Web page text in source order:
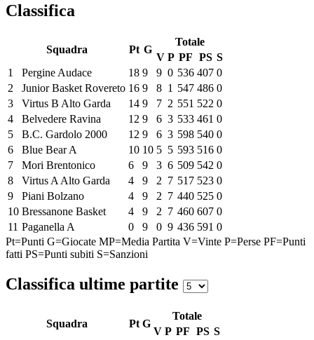
Classifica
Squadra Pt G
Totale
V P PF PS S
1
Pergine Audace 18 9 9 0 536 407 0
2
Junior Basket Rovereto 16 9 8 1 547 486 0
3
Virtus B Alto Garda 14 9 7 2 551 522 0
4
Belvedere Ravina 12 9 6 3 533 461 0
5
B.C. Gardolo 2000 12 9 6 3 598 540 0
6
Blue Bear A 10 10 5 5 593 516 0
7
Mori Brentonico 6 9 3 6 509 542 0
8
Virtus A Alto Garda 4 9 2 7 517 523 0
9
Piani Bolzano 4 9 2 7 440 525 0
10 Bressanone Basket 4 9 2 7 460 607 0
11 Paganella A 0 9 0 9 436 591 0
Pt=Punti G=Giocate MP=Media Partita V=Vinte P=Perse PF=Punti
fatti PS=Punti subiti S=Sanzioni
Classifica ultime partite
Squadra Pt G
Totale
V P PF PS S